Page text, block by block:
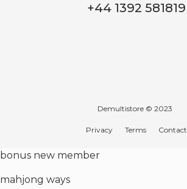
+44 1392 581819
Demultistore © 2023
Privacy Terms Contact
bonus new member
mahjong ways